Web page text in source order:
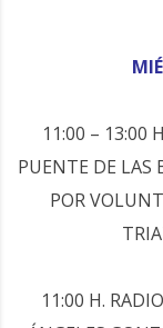
11:00 – 13:00
PUENTE DE LAS
POR
11:00 H.